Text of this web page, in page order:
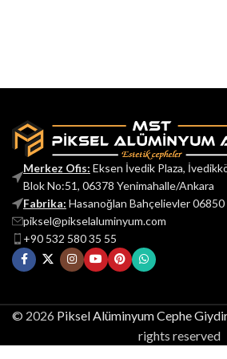
Merkez Ofis: Eksen İvedik Plaza,
Blok No:51, 06378 Yenimahalle/Ankara
Fabrika: Hasanoğlan Bahçelievler
piksel@pikselaluminyum.com
+90 532 580 35 55
© 2026 Piksel Alüminyum Cephe
rights reserved